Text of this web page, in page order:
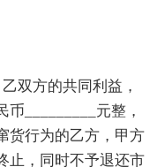
双方的共同利益，
_________元整，
货行为的乙方，甲方
止，同时不予退还市